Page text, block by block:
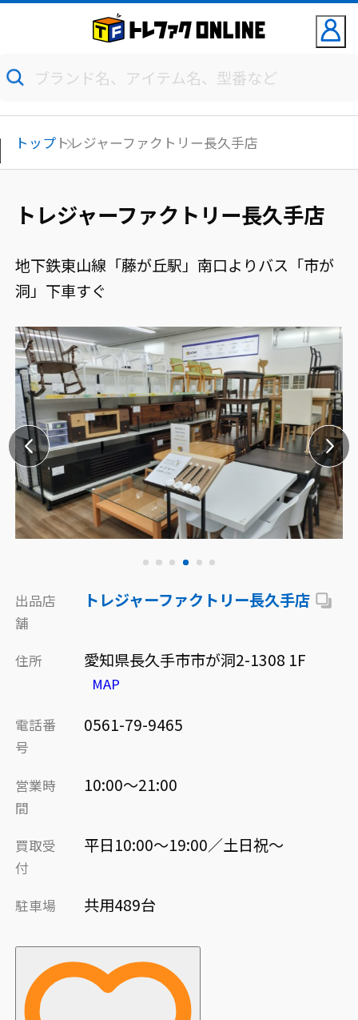
トップ トレジャーファクトリー長久手店
トレジャーファクトリー長久手店
地下鉄東山線「藤が丘駅」南口よりバス「市が
洞」下車すぐ
出品店
舗
トレジャーファクトリー長久手店
住所 愛知県長久手市市が洞2-1308 1F
MAP
電話番
号
0561-79-9465
営業時
間
10:00～21:00
買取受
付
平日10:00～19:00／土日祝～
駐車場 共用489台